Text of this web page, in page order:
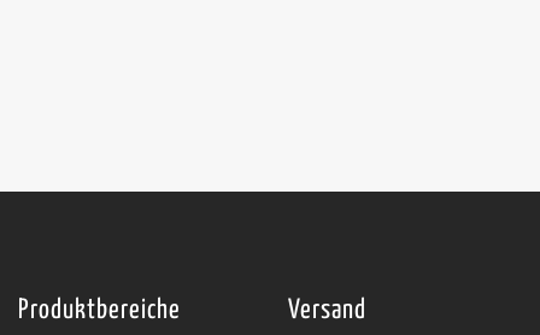
Produktbereiche Versand